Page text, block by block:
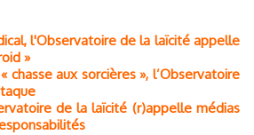
l'Observatoire de la laïcité appelle
»
chasse aux sorcières », l’Observatoire
de la laïcité (r)appelle médias